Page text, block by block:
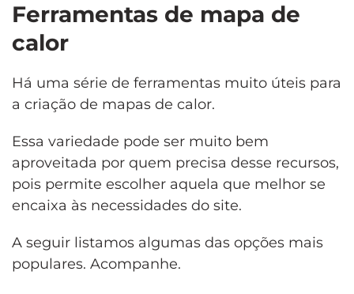
Ferramentas de mapa de
calor
Há uma série de ferramentas muito úteis para
a criação de mapas de calor.
Essa variedade pode ser muito bem
aproveitada por quem precisa desse recursos,
pois permite escolher aquela que melhor se
encaixa às necessidades do site.
A seguir listamos algumas das opções mais
populares. Acompanhe.